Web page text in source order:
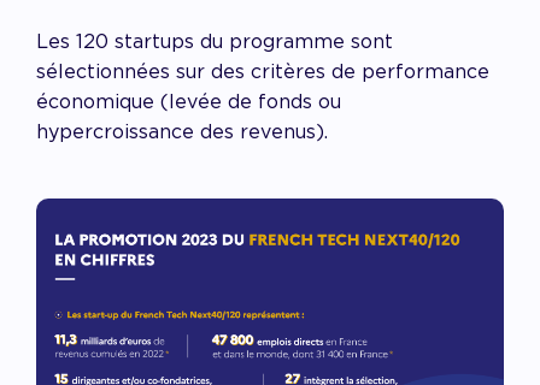
Les 120 startups du programme sont
sélectionnées sur des critères de performance
économique (levée de fonds ou
hypercroissance des revenus).